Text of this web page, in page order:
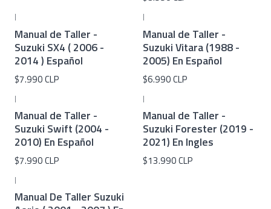
|
Manual de Taller -
Suzuki SX4 ( 2006 -
2014 ) Español
$7.990 CLP
|
Manual de Taller -
Suzuki Vitara (1988 -
2005) En Español
$6.990 CLP
|
Manual de Taller -
Suzuki Swift (2004 -
2010) En Español
$7.990 CLP
|
Manual de Taller -
Suzuki Forester (2019 -
2021) En Ingles
$13.990 CLP
|
Manual De Taller Suzuki